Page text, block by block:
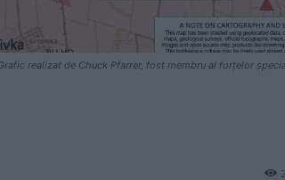
realizat de Chuck Pfarrer, fost membru al forțelor